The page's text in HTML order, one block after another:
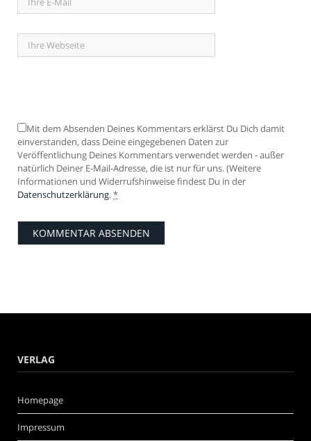
Mit dem Absenden Deines Kommentars erklärst Du Dich damit
einverstanden, dass Deine eingegebenen Daten zur
Veröffentlichung Deines Kommentars verwendet werden - außer
natürlich Deiner E-Mail-Adresse, die ist nur für uns. (Weitere
Informationen und Widerrufshinweise findest Du in der
Datenschutzerklärung.*
VERLAG
Homepage
Impressum